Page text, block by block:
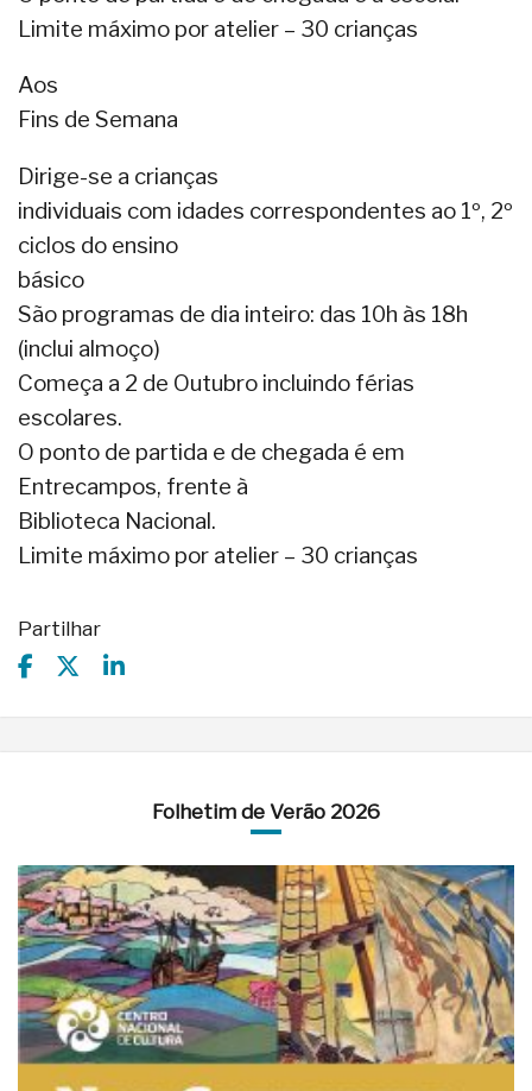
Limite máximo por atelier – 30 crianças
Aos
Fins de Semana
Dirige-se a crianças
individuais com idades correspondentes ao 1º, 2º
ciclos do ensino
básico
São programas de dia inteiro: das 10h às 18h
(inclui almoço)
Começa a 2 de Outubro incluindo férias
escolares.
O ponto de partida e de chegada é em
Entrecampos, frente à
Biblioteca Nacional.
Limite máximo por atelier – 30 crianças
Partilhar
Folhetim de Verão 2026